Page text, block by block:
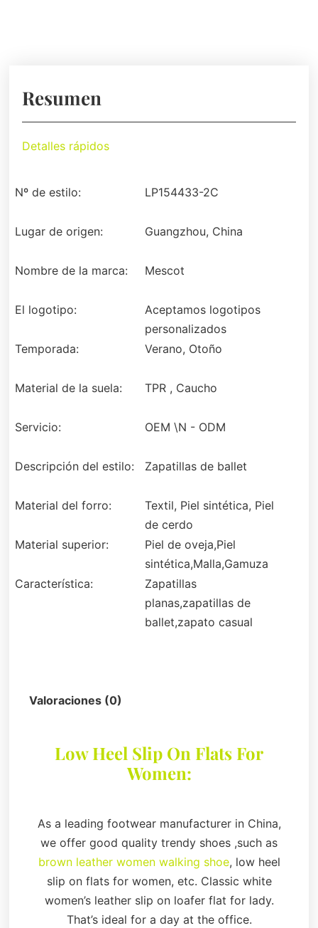
Resumen
Detalles rápidos
Nº de estilo: LP154433-2C
Lugar de origen: Guangzhou, China
Nombre de la marca: Mescot
El logotipo:
Aceptamos logotipos
personalizados
Temporada:
Verano, Otoño
Material de la suela: TPR , Caucho
Servicio: OEM \N - ODM
Descripción del estilo: Zapatillas de ballet
Material del forro:
Textil, Piel sintética, Piel
de cerdo
Material superior:
Piel de oveja,Piel
sintética,Malla,Gamuza
Característica:
Zapatillas
planas,zapatillas de
ballet,zapato casual
Valoraciones (0)
Low Heel Slip On Flats For
Women:
As a leading footwear manufacturer in China,
we offer good quality trendy shoes ,such as
brown leather women walking shoe, low heel
slip on flats for women, etc. Classic white
women’s leather slip on loafer flat for lady.
That’s ideal for a day at the office.